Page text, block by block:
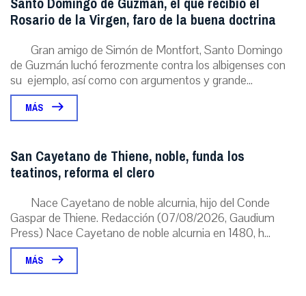
Rosario de la Virgen, faro de la buena doctrina
Gran amigo de Simón de Montfort, Santo Domingo
de Guzmán luchó ferozmente contra los albigenses con
su ejemplo, así como con argumentos y grande...
MÁS
San Cayetano de Thiene, noble, funda los
teatinos, reforma el clero
Nace Cayetano de noble alcurnia, hijo del Conde
Gaspar de Thiene. Redacción (07/08/2026, Gaudium
Press) Nace Cayetano de noble alcurnia en 1480, h...
MÁS